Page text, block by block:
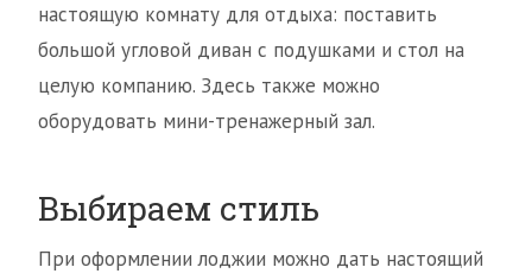
настоящую комнату для отдыха: поставить
большой угловой диван с подушками и стол на
целую компанию. Здесь также можно
оборудовать мини-тренажерный зал.
Выбираем стиль
При оформлении лоджии можно дать настоящий